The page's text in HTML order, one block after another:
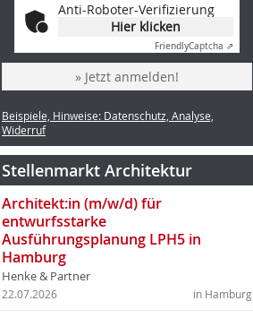
Anti-Roboter-Verifizierung
Hier klicken
FriendlyCaptcha ⇗
» Jetzt anmelden!
Beispiele, Hinweise: Datenschutz, Analyse,
Widerruf
Stellenmarkt Architektur
Architekt:in (m/w/d) für
entwurfsstarke
Ausführungsplanung LPH5 in
Hamburg
Henke & Partner
in Hamburg
22.07.2026